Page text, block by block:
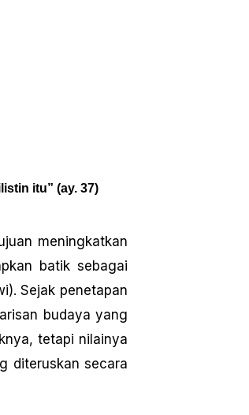
itu” (ay. 37)
meningkatkan
batik sebagai
Sejak penetapan
budaya yang
tetapi nilainya
diteruskan secara